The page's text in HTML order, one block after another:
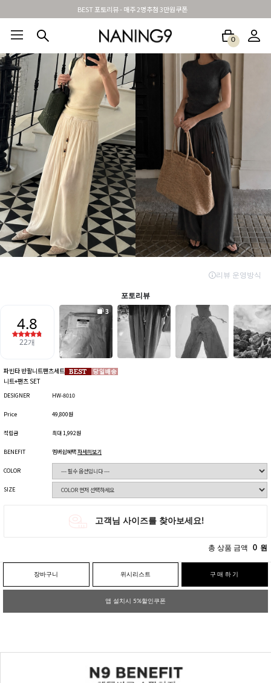
신규가입시 무료배송 + 2천원할인쿠폰
0
BEST100🤍 NEW5% 베스트재진행 아울렛 하객&모임룩
파빈타 반팔니트팬츠세트
니트+팬츠 SET
DESIGNER HW-8010
Price 49,800원
적립금 최대 1,992원
BENEFIT 멤버쉽혜택자세히보기
COLOR
SIZE
총 상품 금액 0 원
장바구니 위시리스트 구매하기
앱 설치시 5%할인쿠폰